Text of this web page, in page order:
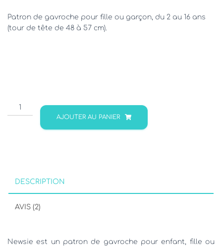
Patron de gavroche pour fille ou garçon, du 2 au 16 ans
(tour de tête de 48 à 57 cm).
quantité
de
pour
enfant
AJOUTER AU PANIER
DESCRIPTION
AVIS (2)
Newsie est un patron de gavroche pour enfant, fille ou